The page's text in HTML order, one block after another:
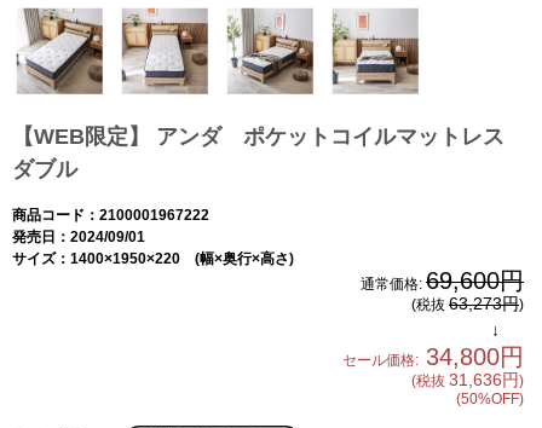
【WEB限定】 アンダ ポケットコイルマットレス
ダブル
商品コード：2100001967222
発売日：2024/09/01
サイズ：1400×1950×220 (幅×奥行×高さ)
通常価格: 69,600円
(税抜 63,273円)
↓
セール価格: 34,800円
(税抜 31,636円)
(50%OFF)